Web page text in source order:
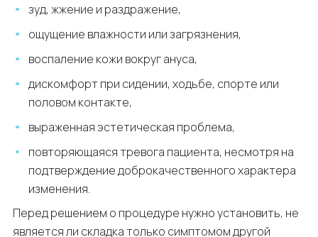
зуд, жжение и раздражение,
ощущение влажности или загрязнения,
воспаление кожи вокруг ануса,
дискомфорт при сидении, ходьбе, спорте или
половом контакте,
выраженная эстетическая проблема,
повторяющаяся тревога пациента, несмотря на
подтверждение доброкачественного характера
изменения.
Перед решением о процедуре нужно установить, не
является ли складка только симптомом другой